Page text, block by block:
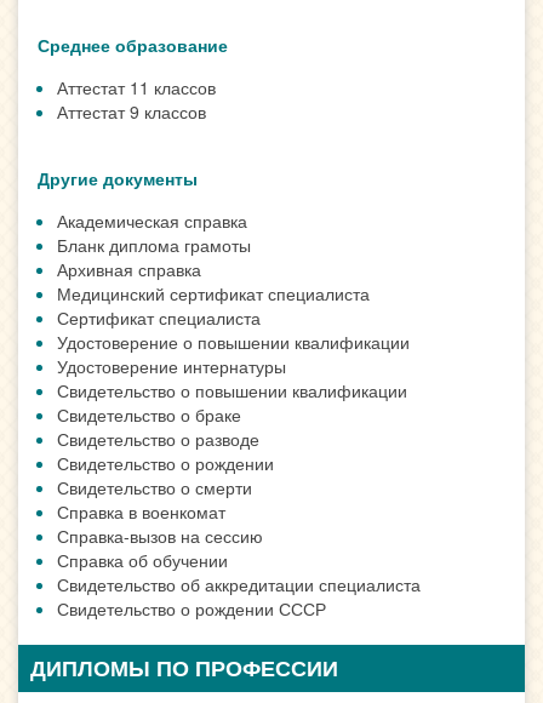
Среднее образование
Аттестат 11 классов
Аттестат 9 классов
Другие документы
Академическая справка
Бланк диплома грамоты
Архивная справка
Медицинский сертификат специалиста
Сертификат специалиста
Удостоверение о повышении квалификации
Удостоверение интернатуры
Свидетельство о повышении квалификации
Свидетельство о браке
Свидетельство о разводе
Свидетельство о рождении
Свидетельство о смерти
Справка в военкомат
Справка-вызов на сессию
Справка об обучении
Свидетельство об аккредитации специалиста
Свидетельство о рождении СССР
ДИПЛОМЫ ПО ПРОФЕССИИ